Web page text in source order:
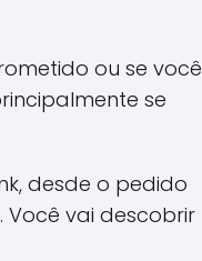
ou se você
se
desde o pedido
vai descobrir